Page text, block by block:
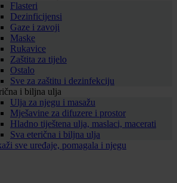
Flasteri
Dezinficijensi
Gaze i zavoji
Maske
Rukavice
Zaštita za tijelo
Ostalo
Sve za zaštitu i dezinfekciju
i biljna ulja
Ulja za njegu i masažu
Mješavine za difuzere i prostor
Hladno tiještena ulja, maslaci, macerati
Sva eterična i biljna ulja
sve uređaje, pomagala i njegu